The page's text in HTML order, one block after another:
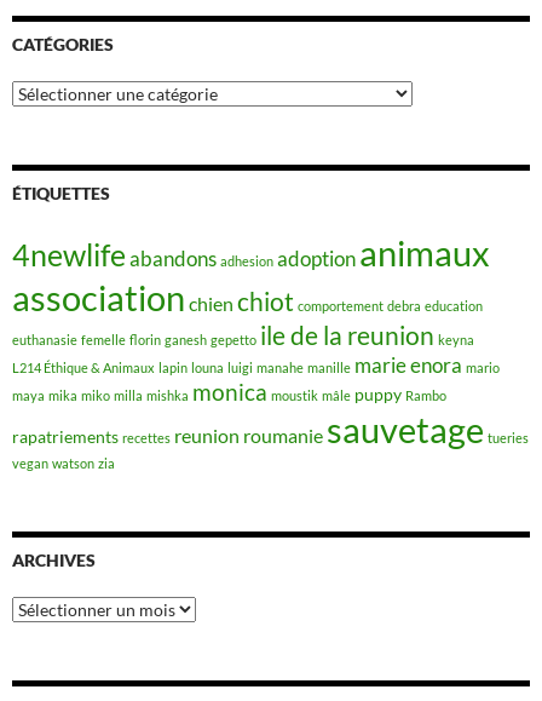
CATÉGORIES
Catégories
ÉTIQUETTES
4newlifeabandons adhesion adoptionanimaux
association chien chiot comportement debra education
euthanasie femelle florin ganesh gepetto ile de la reunion keyna
L214 Éthique & Animaux lapin louna luigi manahe manille marie enora mario
maya mika miko milla mishka monica moustik mâle puppy Rambo
rapatriements recettes reunion roumanie sauvetage tueries
vegan watson zia
ARCHIVES
Archives